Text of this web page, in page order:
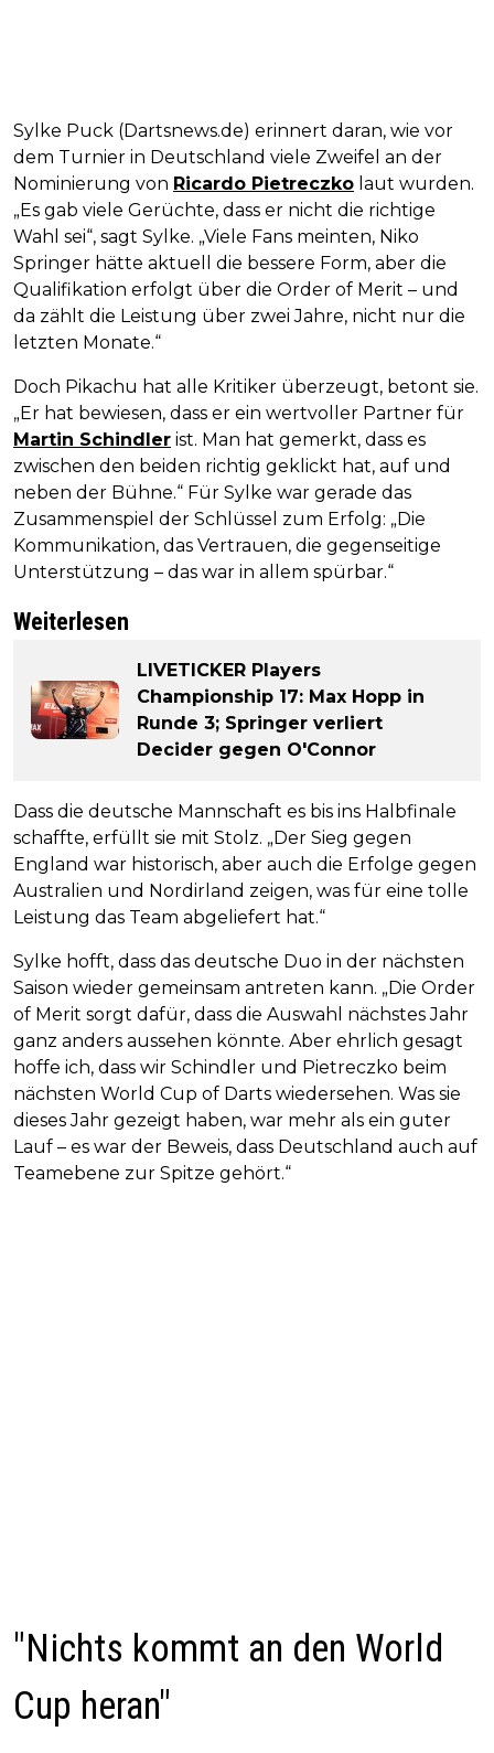
Sylke Puck (Dartsnews.de) erinnert daran, wie vor
dem Turnier in Deutschland viele Zweifel an der
Nominierung von Ricardo Pietreczko laut wurden.
„Es gab viele Gerüchte, dass er nicht die richtige
Wahl sei“, sagt Sylke. „Viele Fans meinten, Niko
Springer hätte aktuell die bessere Form, aber die
Qualifikation erfolgt über die Order of Merit – und
da zählt die Leistung über zwei Jahre, nicht nur die
letzten Monate.“
Doch Pikachu hat alle Kritiker überzeugt, betont sie.
„Er hat bewiesen, dass er ein wertvoller Partner für
Martin Schindler ist. Man hat gemerkt, dass es
zwischen den beiden richtig geklickt hat, auf und
neben der Bühne.“ Für Sylke war gerade das
Zusammenspiel der Schlüssel zum Erfolg: „Die
Kommunikation, das Vertrauen, die gegenseitige
Unterstützung – das war in allem spürbar.“
Weiterlesen
LIVETICKER Players
Championship 17: Max Hopp in
Runde 3; Springer verliert
Decider gegen O'Connor
Dass die deutsche Mannschaft es bis ins Halbfinale
schaffte, erfüllt sie mit Stolz. „Der Sieg gegen
England war historisch, aber auch die Erfolge gegen
Australien und Nordirland zeigen, was für eine tolle
Leistung das Team abgeliefert hat.“
Sylke hofft, dass das deutsche Duo in der nächsten
Saison wieder gemeinsam antreten kann. „Die Order
of Merit sorgt dafür, dass die Auswahl nächstes Jahr
ganz anders aussehen könnte. Aber ehrlich gesagt
hoffe ich, dass wir Schindler und Pietreczko beim
nächsten World Cup of Darts wiedersehen. Was sie
dieses Jahr gezeigt haben, war mehr als ein guter
Lauf – es war der Beweis, dass Deutschland auch auf
Teamebene zur Spitze gehört.“
"Nichts kommt an den World
Cup heran"